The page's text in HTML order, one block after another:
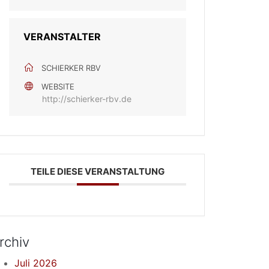
VERANSTALTER
SCHIERKER RBV
WEBSITE
http://schierker-rbv.de
TEILE DIESE VERANSTALTUNG
Juli 2026